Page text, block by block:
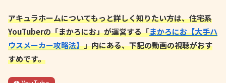
アキュラホームについてもっと詳しく知りたい方は、住宅系
YouTuberの「まかろにお」が運営する「まかろにお【大手ハ
ウスメーカー攻略法】」内にある、下記の動画の視聴がおす
すめです。